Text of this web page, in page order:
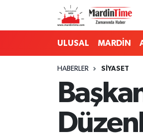
ULUSAL MARDİN
HABERLER SİYASET
Mardin Nöbetçi Eczaneler
Mardin Hava Durumu
Mardin Namaz Vakitleri
Mardin Trafik Yoğunluk